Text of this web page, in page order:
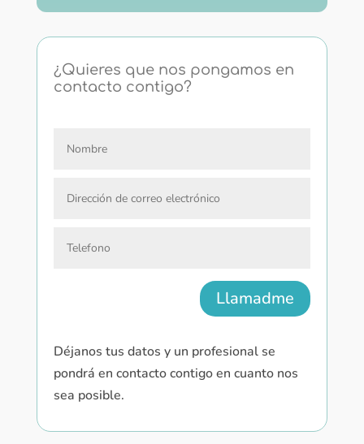
¿Quieres que nos pongamos en
contacto contigo?
Llamadme
Déjanos tus datos y un profesional se
pondrá en contacto contigo en cuanto nos
sea posible.